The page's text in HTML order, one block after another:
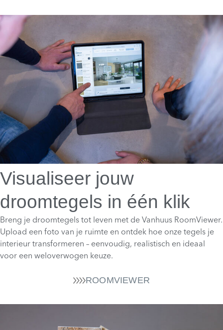
Visualiseer jouw
droomtegels in één klik
Breng je droomtegels tot leven met de Vanhuus RoomViewer.
Upload een foto van je ruimte en ontdek hoe onze tegels je
interieur transformeren – eenvoudig, realistisch en ideaal
voor een weloverwogen keuze.
ROOMVIEWER